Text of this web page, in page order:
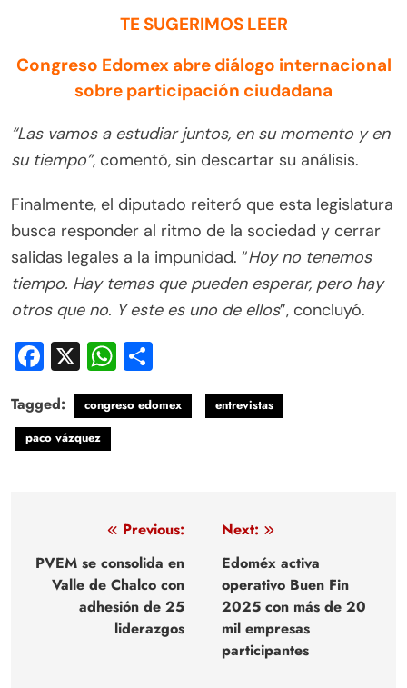
TE SUGERIMOS LEER
Congreso Edomex abre diálogo internacional
sobre participación ciudadana
“Las vamos a estudiar juntos, en su momento y en
su tiempo”, comentó, sin descartar su análisis.
Finalmente, el diputado reiteró que esta legislatura
busca responder al ritmo de la sociedad y cerrar
salidas legales a la impunidad. “Hoy no tenemos
tiempo. Hay temas que pueden esperar, pero hay
otros que no. Y este es uno de ellos”, concluyó.
Facebook
X WhatsApp
Tagged: congreso edomex
entrevistas
paco vázquez
Navegación
de
entradas
Previous:
PVEM se consolida en
Valle de Chalco con
adhesión de 25
liderazgos
Next:
Edoméx activa
operativo Buen Fin
2025 con más de 20
mil empresas
participantes